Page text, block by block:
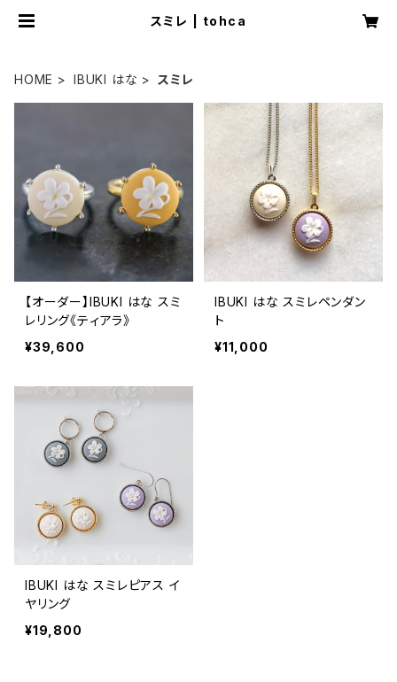
スミレ | tohca
HOME IBUKI はな スミレ
【オーダー】IBUKI はな スミ
レリング《ティアラ》
¥39,600
IBUKI はな スミレペンダン
ト
¥11,000
IBUKI はな スミレピアス イ
ヤリング
¥19,800